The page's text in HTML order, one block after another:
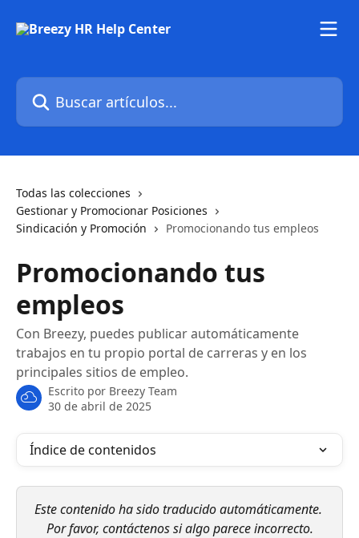
Buscar artículos...
Todas las colecciones
Gestionar y Promocionar Posiciones
Sindicación y Promoción
Promocionando tus empleos
Promocionando tus
empleos
Con Breezy, puedes publicar automáticamente
trabajos en tu propio portal de carreras y en los
principales sitios de empleo.
Escrito por Breezy Team
30 de abril de 2025
Índice de contenidos
Este contenido ha sido traducido automáticamente.
Por favor, contáctenos si algo parece incorrecto.